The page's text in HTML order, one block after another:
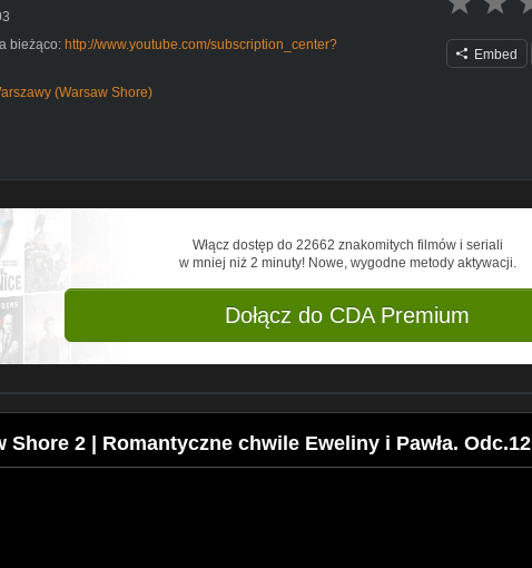
bieżąco: http://www.youtube.com/subscription_center?
(Warsaw Shore)
Embed
Włącz dostęp do 22662 znakomitych filmów i seriali
w mniej niż 2 minuty! Nowe, wygodne metody aktywacji.
Dołącz do CDA Premium
Shore 2 | Romantyczne chwile Eweliny i Pawła. Odc.12